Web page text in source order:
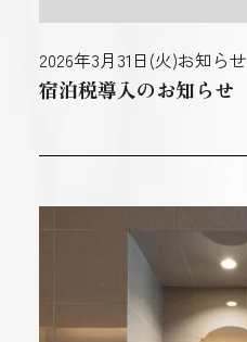
2026年3月31日(火)お知らせ
宿泊税導入のお知らせ